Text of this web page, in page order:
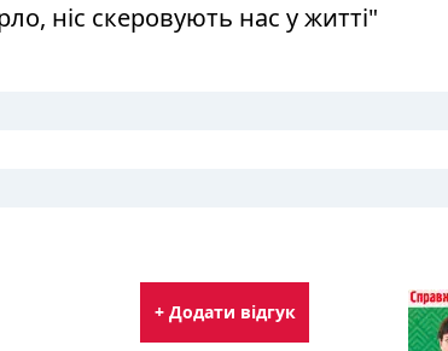
ніс скеровують нас у житті"
+ Додати відгук